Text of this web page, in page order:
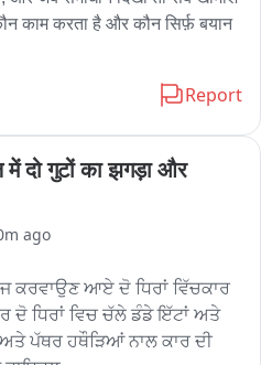
काम करता है और कौन सिर्फ़ बयान
Report
में दो गुटों का झगड़ा और
ago
ਕਰਵਾਉਣ ਆਏ ਦੋ ਧਿਰਾਂ ਵਿੱਚਕਾਰ
ਦੋ ਧਿਰਾਂ ਵਿਚ ਚੱਲੇ ਡੰਡੇ ਇੱਟਾਂ ਅਤੇ
ਪੱਥਰ ਹਥੌੜਿਆਂ ਨਾਲ ਕਾਰ ਦੀ